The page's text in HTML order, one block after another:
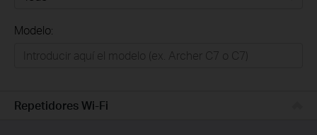
Empresas
Modelo:
Repetidores Wi-Fi